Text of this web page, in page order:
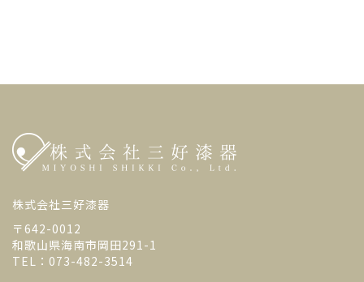
株式会社三好漆器
〒642-0012
和歌山県海南市岡田291-1
TEL：073-482-3514